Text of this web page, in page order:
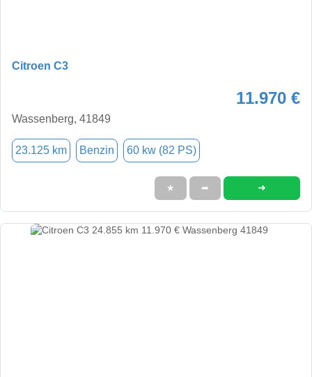
Citroen C3
11.970 €
Wassenberg, 41849
23.125 km Benzin 60 kw (82 PS)
★ ➦ ➜